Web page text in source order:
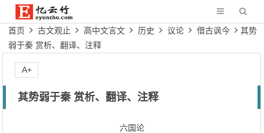
首页 古文观止 高中文言文 历史 议论 借古讽今
其势
弱于秦 赏析、翻译、注释
其势弱于秦 赏析、翻译、注释
六国论
A+